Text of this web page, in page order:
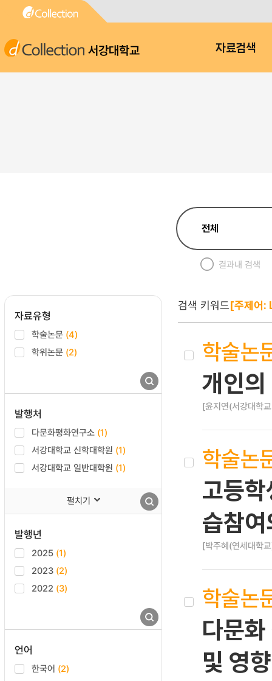
서강대학교 자료검색
결과내 검색
자료유형
학술논문 (4)
학위논문 (2)
발행처
다문화평화연구소 (1)
서강대학교 신학대학원 (1)
서강대학교 일반대학원 (1)
펼치기
발행년
2025 (1)
2023 (2)
2022 (3)
언어
한국어 (2)
검색 키워드[주제
학술논
개인
[윤지연(서강대학
학술논
고등
습참
[박주혜(연세대학
학술논
다문
및 영